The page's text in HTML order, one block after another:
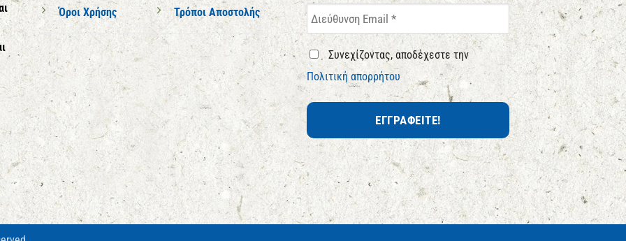
Όροι Χρήσης Τρόποι Αποστολής
Συνεχίζοντας, αποδέχεστε την
Πολιτική απορρήτου